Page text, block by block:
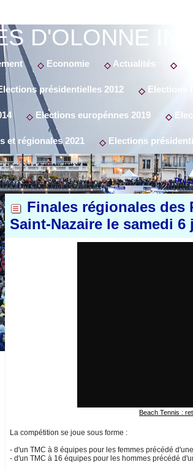
D'OLONNE
Economie Actualités
présidentielles 2012 Elections
Elections europénnes 2019
et régionales 2021 Elections
«
Finales régionales des
Saint-Nazaire le samedi 6
Beach Tennis :
La compétition se joue sous forme :
- d'un TMC à 8 équipes pour les femmes précédé
- d'un TMC à 16 équipes pour les hommes précédé